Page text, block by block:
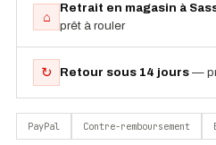
⌂
Retrait en magasin à
prêt à rouler
↻ Retour sous 14 jours —
PayPal Contre-remboursement